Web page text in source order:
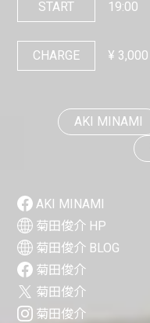
START 19:00
CHARGE ¥ 3,000
AKI MINAMI
AKI MINAMI
菊田俊介 HP
菊田俊介 BLOG
菊田俊介
菊田俊介
菊田俊介